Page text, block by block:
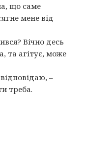
що саме
мене від
Вічно десь
та агітує, може
–
треба.